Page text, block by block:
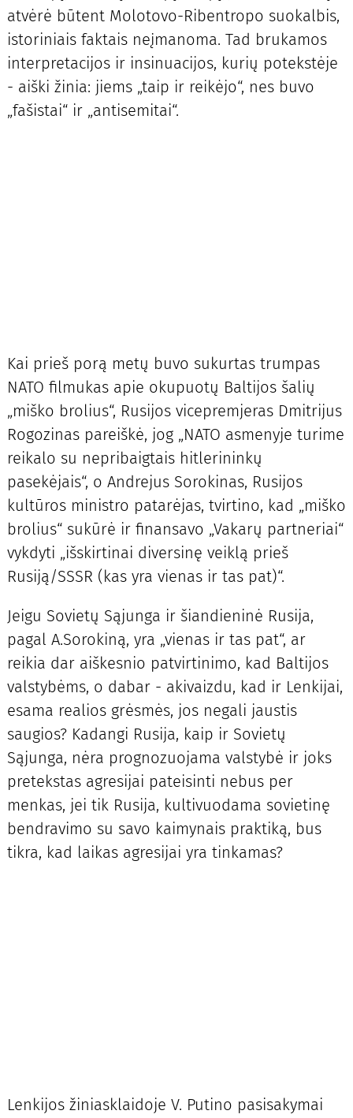
atvėrė būtent Molotovo-Ribentropo suokalbis,
istoriniais faktais neįmanoma. Tad brukamos
interpretacijos ir insinuacijos, kurių potekstėje
- aiški žinia: jiems „taip ir reikėjo“, nes buvo
„fašistai“ ir „antisemitai“.
Kai prieš porą metų buvo sukurtas trumpas
NATO filmukas apie okupuotų Baltijos šalių
„miško brolius“, Rusijos vicepremjeras Dmitrijus
Rogozinas pareiškė, jog „NATO asmenyje turime
reikalo su nepribaigtais hitlerininkų
pasekėjais“, o Andrejus Sorokinas, Rusijos
kultūros ministro patarėjas, tvirtino, kad „miško
brolius“ sukūrė ir finansavo „Vakarų partneriai“
vykdyti „išskirtinai diversinę veiklą prieš
Rusiją/SSSR (kas yra vienas ir tas pat)“.
Jeigu Sovietų Sąjunga ir šiandieninė Rusija,
pagal A.Sorokiną, yra „vienas ir tas pat“, ar
reikia dar aiškesnio patvirtinimo, kad Baltijos
valstybėms, o dabar - akivaizdu, kad ir Lenkijai,
esama realios grėsmės, jos negali jaustis
saugios? Kadangi Rusija, kaip ir Sovietų
Sąjunga, nėra prognozuojama valstybė ir joks
pretekstas agresijai pateisinti nebus per
menkas, jei tik Rusija, kultivuodama sovietinę
bendravimo su savo kaimynais praktiką, bus
tikra, kad laikas agresijai yra tinkamas?
Lenkijos žiniasklaidoje V. Putino pasisakymai